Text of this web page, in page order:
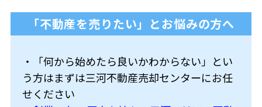
「不動産を売りたい」とお悩みの方へ
・「何から始めたら良いかわからない」とい
う方はまずは三河不動産売却センターにお任
せください